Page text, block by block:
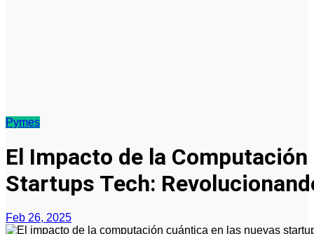
Pymes
El Impacto de la
Startups Tech:
Feb 26, 2025